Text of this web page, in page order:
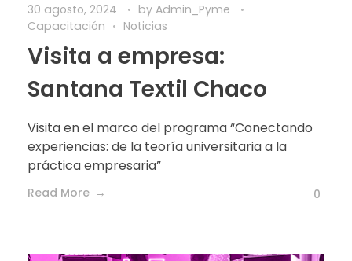
30 agosto, 2024 by Admin_Pyme
Capacitación
Noticias
Visita a empresa:
Santana Textil Chaco
Visita en el marco del programa “Conectando
experiencias: de la teoría universitaria a la
práctica empresaria”
Read More 0